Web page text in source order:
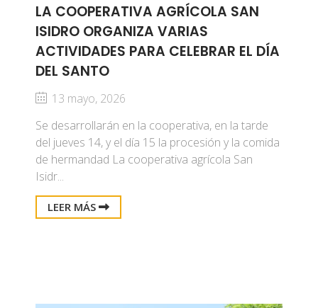
LA COOPERATIVA AGRÍCOLA SAN
ISIDRO ORGANIZA VARIAS
ACTIVIDADES PARA CELEBRAR EL DÍA
DEL SANTO
13 mayo, 2026
Se desarrollarán en la cooperativa, en la tarde
del jueves 14, y el día 15 la procesión y la comida
de hermandad La cooperativa agrícola San
Isidr...
LEER MÁS